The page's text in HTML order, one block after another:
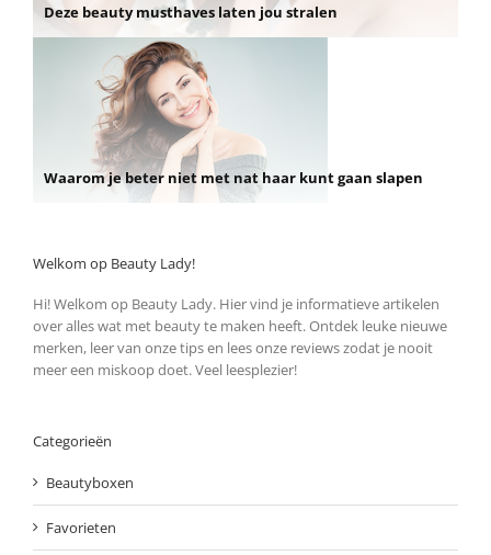
Deze beauty musthaves laten jou stralen
Waarom je beter niet met nat haar kunt gaan slapen
Welkom op Beauty Lady!
Hi! Welkom op Beauty Lady. Hier vind je informatieve artikelen
over alles wat met beauty te maken heeft. Ontdek leuke nieuwe
merken, leer van onze tips en lees onze reviews zodat je nooit
meer een miskoop doet. Veel leesplezier!
Categorieën
Beautyboxen
Favorieten